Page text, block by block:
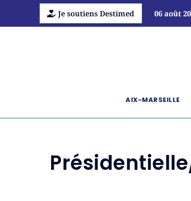
Je soutiens Destimed 06 août
AIX-MARSEILLE